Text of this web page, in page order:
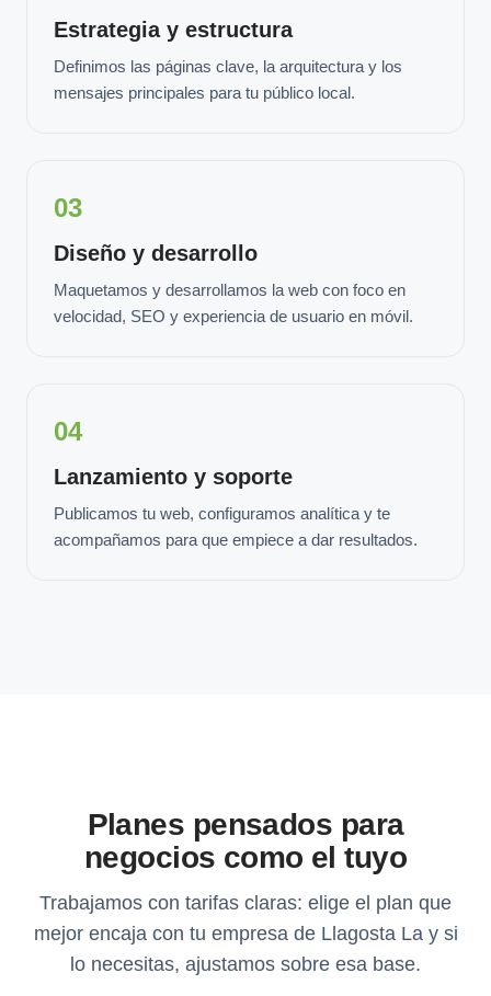
Estrategia y estructura
Definimos las páginas clave, la arquitectura y los
mensajes principales para tu público local.
03
Diseño y desarrollo
Maquetamos y desarrollamos la web con foco en
velocidad, SEO y experiencia de usuario en móvil.
04
Lanzamiento y soporte
Publicamos tu web, configuramos analítica y te
acompañamos para que empiece a dar resultados.
Planes pensados para
negocios como el tuyo
Trabajamos con tarifas claras: elige el plan que
mejor encaja con tu empresa de Llagosta La y si
lo necesitas, ajustamos sobre esa base.